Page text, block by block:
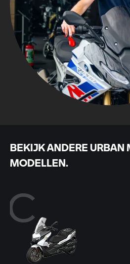
BEKIJK ANDERE URBAN
MODELLEN.
C